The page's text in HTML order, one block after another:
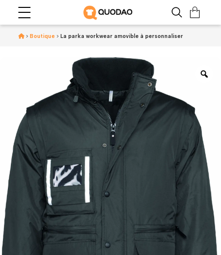
> Boutique > La parka workwear amovible à personnaliser